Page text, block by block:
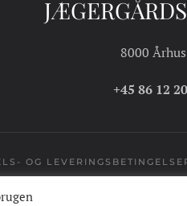
8000
+45 86 12
OG